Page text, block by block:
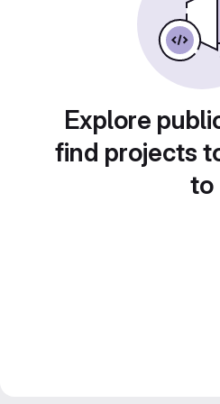
Explore
find projects
to